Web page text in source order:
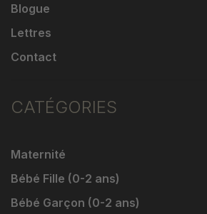
Blogue
Lettres
Contact
CATÉGORIES
Maternité
Bébé Fille (0-2 ans)
Bébé Garçon (0-2 ans)